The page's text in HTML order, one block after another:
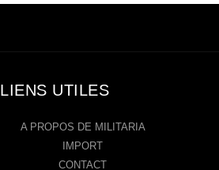
LIENS UTILES
A PROPOS DE MILITARIA
IMPORT
CONTACT